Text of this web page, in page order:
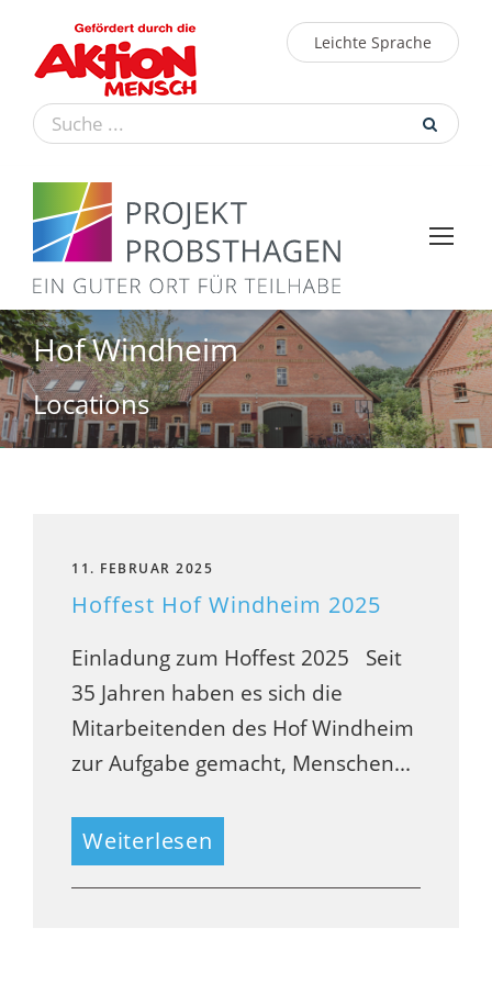
Leichte Sprache
Hof Windheim
Locations
11. FEBRUAR 2025
Hoffest Hof Windheim 2025
Einladung zum Hoffest 2025 Seit
35 Jahren haben es sich die
Mitarbeitenden des Hof Windheim
zur Aufgabe gemacht, Menschen...
Weiterlesen